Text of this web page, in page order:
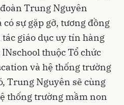
Trung Nguyên
sự gặp gỡ, tương đồng
giáo dục uy tín hàng
thuộc Tổ chức
và hệ thống trường
Trung Nguyên sẽ cùng
thống trường mầm non